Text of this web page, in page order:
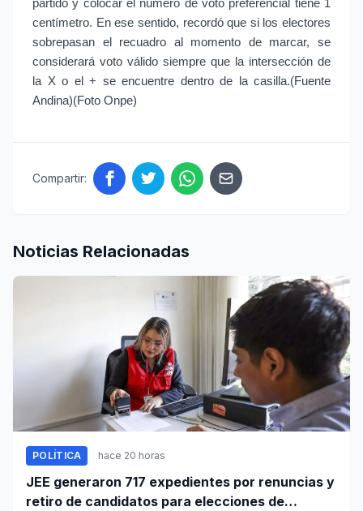
partido y colocar el número de voto preferencial tiene 1
centímetro. En ese sentido, recordó que si los electores
sobrepasan el recuadro al momento de marcar, se
considerará voto válido siempre que la intersección de
la X o el + se encuentre dentro de la casilla.(Fuente
Andina)(Foto Onpe)
Compartir:
Noticias Relacionadas
POLÍTICA hace 20 horas
JEE generaron 717 expedientes por renuncias y
retiro de candidatos para elecciones de